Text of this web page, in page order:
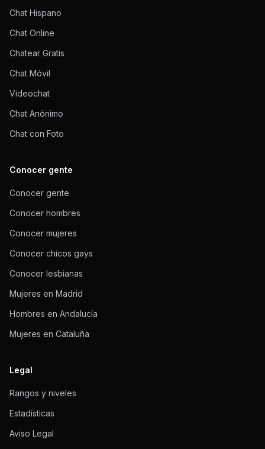
Chat Hispano
Chat Online
Chatear Gratis
Chat Móvil
Videochat
Chat Anónimo
Chat con Foto
Conocer gente
Conocer gente
Conocer hombres
Conocer mujeres
Conocer chicos gays
Conocer lesbianas
Mujeres en Madrid
Hombres en Andalucía
Mujeres en Cataluña
Legal
Rangos y niveles
Estadísticas
Aviso Legal